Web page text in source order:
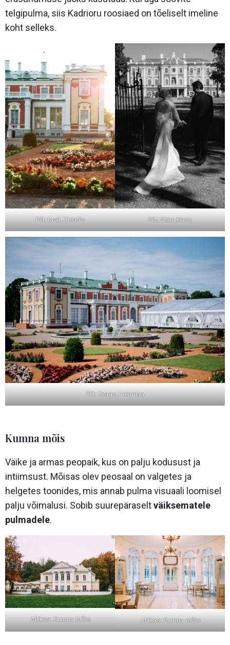
telgipulma, siis Kadrioru roosiaed on tõeliselt imeline
koht selleks.
Pilt: Mait Jüriado Pilt: Stina Kase
Pilt: Taago Heinmaa
Kumna mõis
Väike ja armas peopaik, kus on palju kodusust ja
intiimsust. Mõisas olev peosaal on valgetes ja
helgetes toonides, mis annab pulma visuaali loomisel
palju võimalusi. Sobib suurepäraseltväiksematele
pulmadele.
Allikas: Kumna Mõis Allikas: Kumna mõis